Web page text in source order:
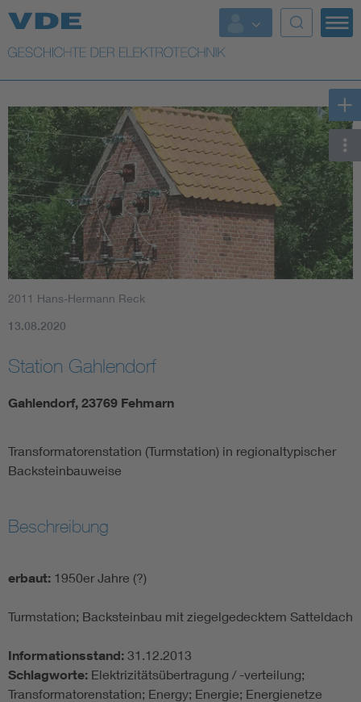
Top Themen
Weitere Themen
2011 Hans-Hermann Reck
13.08.2020
Station Gahlendorf
Gahlendorf, 23769 Fehmarn
Transformatorenstation (Turmstation) in regionaltypischer
Backsteinbauweise
Beschreibung
erbaut: 1950er Jahre (?)
Turmstation; Backsteinbau mit ziegelgedecktem Satteldach
Informationsstand: 31.12.2013
Schlagworte: Elektrizitätsübertragung / -verteilung;
Transformatorenstation; Energy; Energie; Energienetze